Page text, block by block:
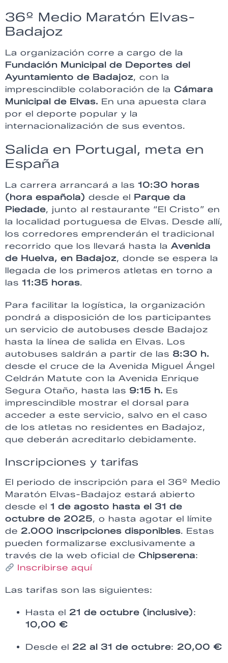
36º Medio Maratón Elvas-
Badajoz
La organización corre a cargo de la
Fundación Municipal de Deportes del
Ayuntamiento de Badajoz, con la
imprescindible colaboración de la Cámara
Municipal de Elvas. En una apuesta clara
por el deporte popular y la
internacionalización de sus eventos.
Salida en Portugal, meta en
España
La carrera arrancará a las 10:30 horas
(hora española) desde el Parque da
Piedade, junto al restaurante “El Cristo” en
la localidad portuguesa de Elvas. Desde allí,
los corredores emprenderán el tradicional
recorrido que los llevará hasta la Avenida
de Huelva, en Badajoz, donde se espera la
llegada de los primeros atletas en torno a
las 11:35 horas.
Para facilitar la logística, la organización
pondrá a disposición de los participantes
un servicio de autobuses desde Badajoz
hasta la línea de salida en Elvas. Los
autobuses saldrán a partir de las 8:30 h.
desde el cruce de la Avenida Miguel Ángel
Celdrán Matute con la Avenida Enrique
Segura Otaño, hasta las 9:15 h. Es
imprescindible mostrar el dorsal para
acceder a este servicio, salvo en el caso
de los atletas no residentes en Badajoz,
que deberán acreditarlo debidamente.
Inscripciones y tarifas
El periodo de inscripción para el 36º Medio
Maratón Elvas-Badajoz estará abierto
desde el 1 de agosto hasta el 31 de
octubre de 2025, o hasta agotar el límite
de 2.000 inscripciones disponibles. Estas
pueden formalizarse exclusivamente a
través de la web oficial de Chipserena:
Inscribirse aquí
Las tarifas son las siguientes:
Hasta el 21 de octubre (inclusive):
10,00 €
Desde el 22 al 31 de octubre: 20,00 €